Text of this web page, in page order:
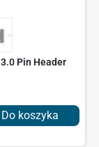
Pin Header
Do koszyka